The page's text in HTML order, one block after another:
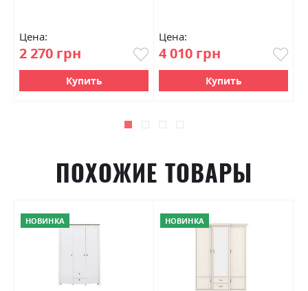
Цена:
2 270 грн
Купить
Цена:
4 010 грн
Купить
ПОХОЖИЕ ТОВАРЫ
НОВИНКА НОВИНКА